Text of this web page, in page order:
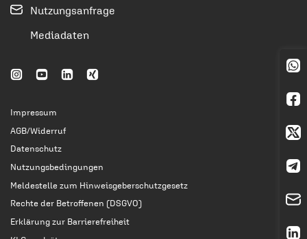
Nutzungsanfrage
Mediadaten
Impressum
AGB/Widerruf
Datenschutz
Nutzungsbedingungen
Meldestelle zum Hinweisgeberschutzgesetz
Rechte der Betroffenen (DSGVO)
Erklärung zur Barrierefreiheit